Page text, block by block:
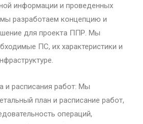
информации и проведенных
разработаем концепцию и
для проекта ППР. Мы
ПС, их характеристики и
и расписания работ: Мы
план и расписание работ,
операций,